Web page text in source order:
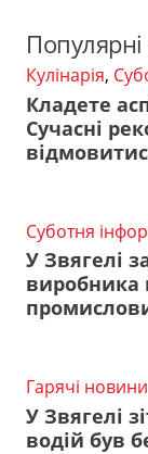
Кулінарія,
Кладете
Сучасні
Суботня
У Звягелі
виробника
Гарячі новини
У Звягелі
водій був